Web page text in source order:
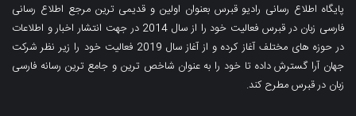
پایگاه اطلاع رسانی رادیو قبرس بعنوان اولین و قدیمی ترین مرجع اطلاع رسانی
فارسی زبان در قبرس فعالیت خود را از سال 2014 در جهت انتشار اخبار و اطلاعات
در حوزه های مختلف آغاز کرده و از آغاز سال 2019 فعالیت خود را زیر نظر شرکت
جهان آرا گسترش داده تا خود را به عنوان شاخص ترین و جامع ترین رسانه فارسی
زبان در قبرس مطرح کند.